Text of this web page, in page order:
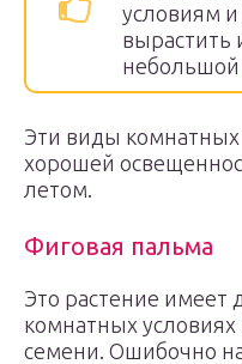
условиям
вырастить
небольшой
Эти виды комнатных
хорошей
летом.
Фиговая пальма
Это растение имеет
комнатных
семени. Ошибочно